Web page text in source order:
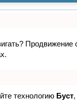
технологию Буст